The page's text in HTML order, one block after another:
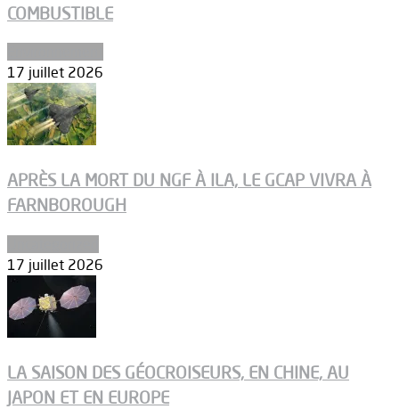
COMBUSTIBLE
17 juillet 2026
APRÈS LA MORT DU NGF À ILA, LE GCAP VIVRA À
FARNBOROUGH
17 juillet 2026
LA SAISON DES GÉOCROISEURS, EN CHINE, AU
JAPON ET EN EUROPE